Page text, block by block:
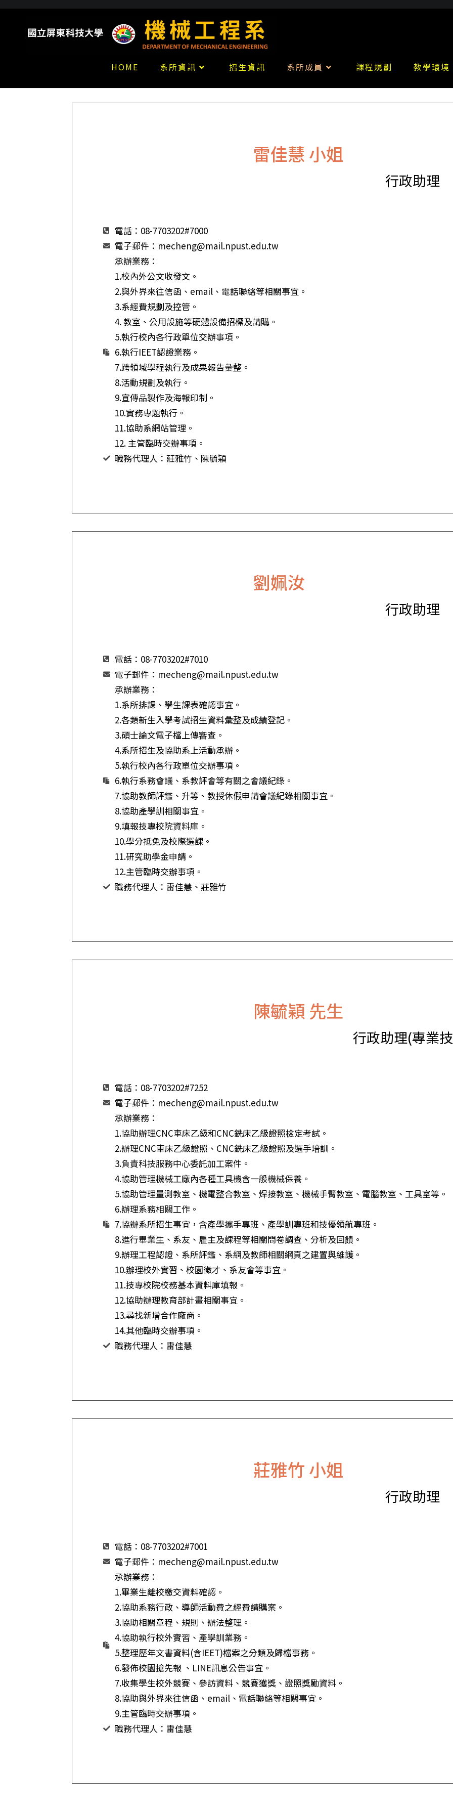
HOME 系所資訊 招生資訊 系所成員 課程規劃 教學環境
雷佳慧 小姐
行政助理
電話：08-7703202#7000
電子郵件：mecheng@mail.npust.edu.tw
承辦業務：
1.校內外公文收發文。
2.與外界來往信函、email、電話聯絡等相關事宜。
3.系經費規劃及控管。
4. 教室、公用設施等硬體設備招標及請購。
5.執行校內各行政單位交辦事項。
6.執行IEET認證業務。
7.跨領域學程執行及成果報告彙整。
8.活動規劃及執行。
9.宣傳品製作及海報印制。
10.實務專題執行。
11.協助系網站管理。
12. 主管臨時交辦事項。
職務代理人：莊雅竹、陳毓穎
劉姵汝
行政助理
電話：08-7703202#7010
電子郵件：mecheng@mail.npust.edu.tw
承辦業務：
1.系所排課、學生課表確認事宜。
2.各類新生入學考試招生資料彙整及成績登記。
3.碩士論文電子檔上傳審查。
4.系所招生及協助系上活動承辦。
5.執行校內各行政單位交辦事項。
6.執行系務會議、系教評會等有關之會議紀錄。
7.協助教師評鑑、升等、教授休假申請會議紀錄相關事宜。
8.協助產學訓相關事宜。
9.填報技專校院資料庫。
10.學分抵免及校際選課。
11.研究助學金申請。
12.主管臨時交辦事項。
職務代理人：雷佳慧、莊雅竹
陳毓穎 先生
行政助理(專業
電話：08-7703202#7252
電子郵件：mecheng@mail.npust.edu.tw
承辦業務：
1.協助辦理CNC車床乙級和CNC銑床乙級證照檢定考試。
2.辦理CNC車床乙級證照、CNC銑床乙級證照及選手培訓。
3.負責科技服務中心委託加工案件。
4.協助管理機械工廠內各種工具機含一般機械保養。
5.協助管理量測教室、機電整合教室、焊接教室、機械手臂教室、電腦教室、工具室等。
6.辦理系務相關工作。
7.協辦系所招生事宜，含產學攜手專班、產學訓專班和技優領航專班。
8.進行畢業生、系友、雇主及課程等相關問卷調查、分析及回饋。
9.辦理工程認證、系所評鑑、系網及教師相關網頁之建置與維護。
10.辦理校外實習、校園徵才、系友會等事宜。
11.技專校院校務基本資料庫填報。
12.協助辦理教育部計畫相關事宜。
13.尋找新增合作廠商。
14.其他臨時交辦事項。
職務代理人：雷佳慧
莊雅竹 小姐
行政助理
電話：08-7703202#7001
電子郵件：mecheng@mail.npust.edu.tw
承辦業務：
1.畢業生離校繳交資料確認。
2.協助系務行政、導師活動費之經費請購案。
3.協助相關章程、規則、辦法整理。
4.協助執行校外實習、產學訓業務。
5.整理歷年文書資料(含IEET)檔案之分類及歸檔事務。
6.發佈校園搶先報 、LINE訊息公告事宜。
7.收集學生校外競賽、參訪資料、競賽獲獎、證照獎勵資料。
8.協助與外界來往信函、email、電話聯絡等相關事宜。
9.主管臨時交辦事項。
職務代理人：雷佳慧